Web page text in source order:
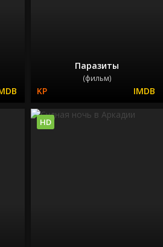
Паразиты
(фильм)
HD